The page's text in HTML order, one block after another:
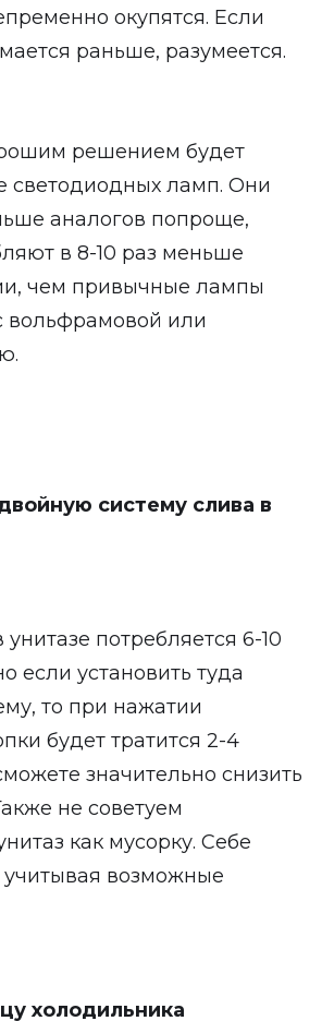
окупятся. Если
раньше, разумеется.
решением будет
светодиодных ламп. Они
аналогов попроще,
в 8-10 раз меньше
чем привычные лампы
вольфрамовой или
систему слива в
потребляется 6-10
если установить туда
то при нажатии
будет тратится 2-4
значительно снизить
не советуем
как мусорку. Себе
возможные
холодильника